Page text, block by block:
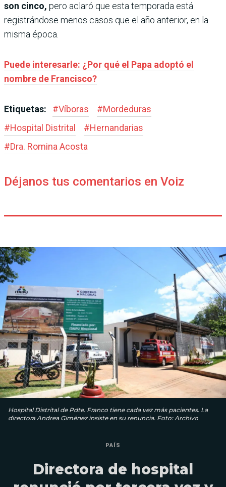
son cinco, pero aclaró que esta temporada está
registrándose menos casos que el año anterior, en la
misma época.
Puede interesarle: ¿Por qué el Papa adoptó el
nombre de Francisco?
Etiquetas: #Víboras #Mordeduras
#Hospital Distrital #Hernandarias
#Dra. Romina Acosta
Déjanos tus comentarios en Voiz
Hospital Distrital de Pdte. Franco tiene cada vez más pacientes. La
directora Andrea Giménez insiste en su renuncia. Foto: Archivo
PAÍS
Directora de hospital